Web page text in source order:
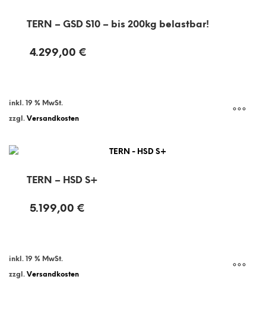
TERN – GSD S10 – bis 200kg belastbar!
4.299,00 €
inkl. 19 % MwSt.
zzgl. Versandkosten
TERN – HSD S+
5.199,00 €
inkl. 19 % MwSt.
zzgl. Versandkosten